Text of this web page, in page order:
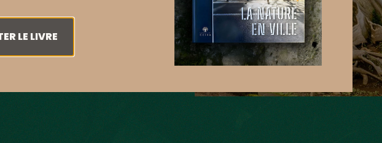
mais de notre Fondation :
LE LIVRE